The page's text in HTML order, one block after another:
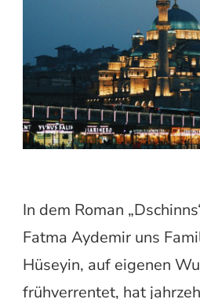
In dem Roman
Fatma Aydemir uns
Hüseyin, auf eigenen
frühverrentet, hat